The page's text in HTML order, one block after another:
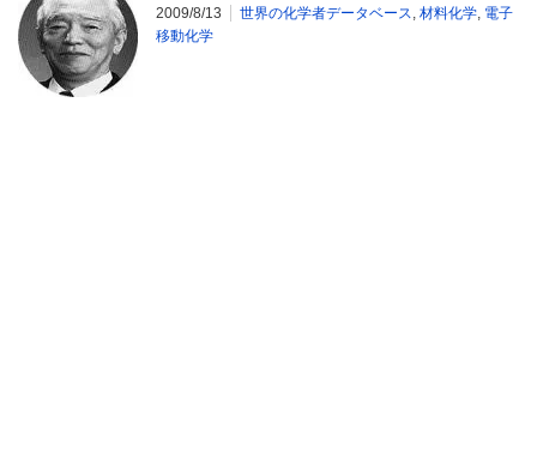
2009/8/13 世界の化学者データベース, 材料化学, 電子
移動化学